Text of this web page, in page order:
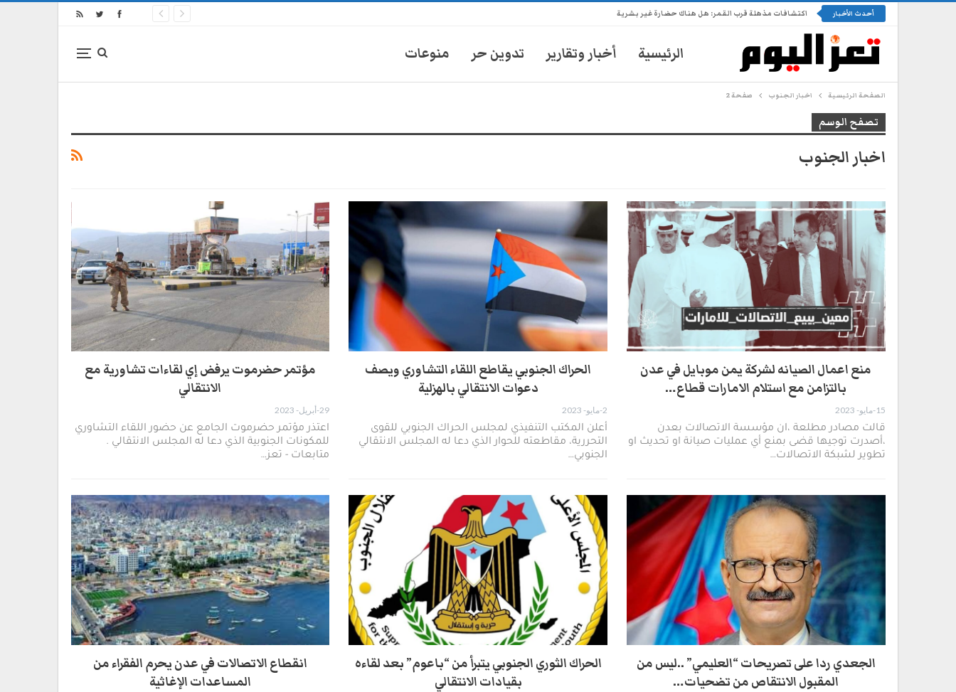
أحدث الأخبار اكتشافات مذهلة قرب القمر: هل هناك حضارة غير بشرية
الرئيسية أخبار وتقارير تدوين حر منوعات
الصفحة الرئيسية اخبار الجنوب صفحة 2
تصفح الوسم
اخبار الجنوب
منع اعمال الصيانه لشركة يمن موبايل في عدن
بالتزامن مع استلام الامارات قطاع…
15-مايو- 2023
قالت مصادر مطلعة ،ان مؤسسة الاتصالات بعدن
،أصدرت توجيها قضى بمنع أي عمليات صيانة او تحديث او
تطوير لشبكة الاتصالات…
الحراك الجنوبي يقاطع اللقاء التشاوري ويصف
دعوات الانتقالي بالهزلية
2-مايو- 2023
أعلن المكتب التنفيذي لمجلس الحراك الجنوبي للقوى
التحررية، مقاطعته للحوار الذي دعا له المجلس الانتقالي
الجنوبي…
مؤتمر حضرموت يرفض إي لقاءات تشاورية مع
الانتقالي
29-أبريل- 2023
اعتذر مؤتمر حضرموت الجامع عن حضور اللقاء التشاوري
للمكونات الجنوبية الذي دعا له المجلس الانتقالي .
متابعات - تعز…
الجعدي ردا على تصريحات “العليمي” ..ليس من
المقبول الانتقاص من تضحيات…
الحراك الثوري الجنوبي يتبرأ من “باعوم” بعد لقاءه
بقيادات الانتقالي
انقطاع الاتصالات في عدن يحرم الفقراء من
المساعدات الإغاثية